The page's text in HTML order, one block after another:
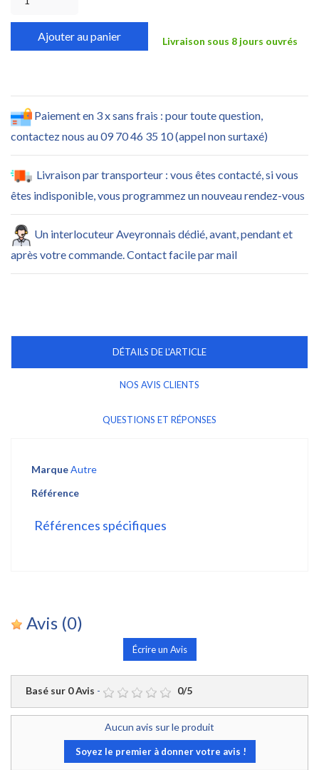
Ajouter au panier Livraison sous 8 jours ouvrés
Paiement en 3 x sans frais : pour toute question,
contactez nous au 09 70 46 35 10 (appel non surtaxé)
Livraison par transporteur : vous êtes contacté, si vous
êtes indisponible, vous programmez un nouveau rendez-vous
Un interlocuteur Aveyronnais dédié, avant, pendant et
après votre commande. Contact facile par mail
DÉTAILS DE L'ARTICLE
NOS AVIS CLIENTS
QUESTIONS ET RÉPONSES
MarqueAutre
Référence
Références spécifiques
Avis (0)
Écrire un Avis
Basé sur 0Avis - 0/5
Aucun avis sur le produit
Soyez le premier à donner votre avis !